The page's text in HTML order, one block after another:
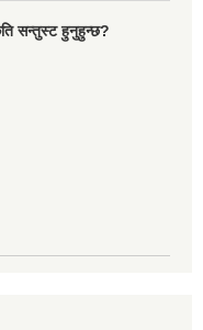
सन्तुस्ट हुनुहुन्छ?